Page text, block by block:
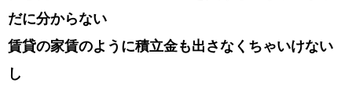
だに分からない
賃貸の家賃のように積立金も出さなくちゃいけない
し